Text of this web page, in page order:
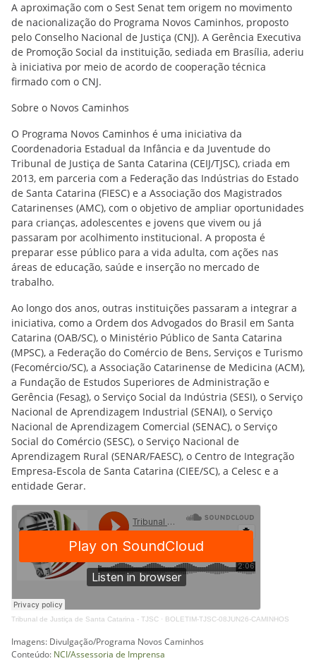
A aproximação com o Sest Senat tem origem no movimento
de nacionalização do Programa Novos Caminhos, proposto
pelo Conselho Nacional de Justiça (CNJ). A Gerência Executiva
de Promoção Social da instituição, sediada em Brasília, aderiu
à iniciativa por meio de acordo de cooperação técnica
firmado com o CNJ.
Sobre o Novos Caminhos
O Programa Novos Caminhos é uma iniciativa da
Coordenadoria Estadual da Infância e da Juventude do
Tribunal de Justiça de Santa Catarina (CEIJ/TJSC), criada em
2013, em parceria com a Federação das Indústrias do Estado
de Santa Catarina (FIESC) e a Associação dos Magistrados
Catarinenses (AMC), com o objetivo de ampliar oportunidades
para crianças, adolescentes e jovens que vivem ou já
passaram por acolhimento institucional. A proposta é
preparar esse público para a vida adulta, com ações nas
áreas de educação, saúde e inserção no mercado de
trabalho.
Ao longo dos anos, outras instituições passaram a integrar a
iniciativa, como a Ordem dos Advogados do Brasil em Santa
Catarina (OAB/SC), o Ministério Público de Santa Catarina
(MPSC), a Federação do Comércio de Bens, Serviços e Turismo
(Fecomércio/SC), a Associação Catarinense de Medicina (ACM),
a Fundação de Estudos Superiores de Administração e
Gerência (Fesag), o Serviço Social da Indústria (SESI), o Serviço
Nacional de Aprendizagem Industrial (SENAI), o Serviço
Nacional de Aprendizagem Comercial (SENAC), o Serviço
Social do Comércio (SESC), o Serviço Nacional de
Aprendizagem Rural (SENAR/FAESC), o Centro de Integração
Empresa-Escola de Santa Catarina (CIEE/SC), a Celesc e a
entidade Gerar.
Tribunal de Justiça de Santa Catarina - TJSC · BOLETIM-TJSC-08JUN26-CAMINHOS
Imagens: Divulgação/Programa Novos Caminhos
Conteúdo: NCI/Assessoria de Imprensa